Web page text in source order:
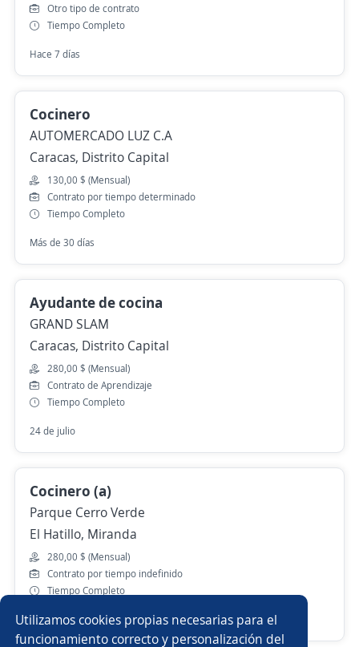
Utilizamos cookies propias necesarias para el
funcionamiento correcto y personalización del
Otro tipo de contrato
Tiempo Completo
Hace 7 días
Cocinero
AUTOMERCADO LUZ C.A
Caracas, Distrito Capital
130,00 $ (Mensual)
Contrato por tiempo determinado
Tiempo Completo
Más de 30 días
Ayudante de cocina
GRAND SLAM
Caracas, Distrito Capital
280,00 $ (Mensual)
Contrato de Aprendizaje
Tiempo Completo
24 de julio
Cocinero (a)
Parque Cerro Verde
El Hatillo, Miranda
280,00 $ (Mensual)
Contrato por tiempo indefinido
Tiempo Completo
Más de 30 días